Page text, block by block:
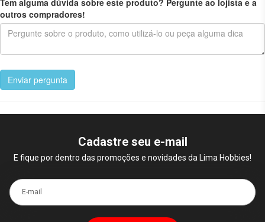
outros compradores!
Enviar pergunta
Cadastre seu e-mail
E fique por dentro das promoções e novidades da Lima Hobbies!
E-mail